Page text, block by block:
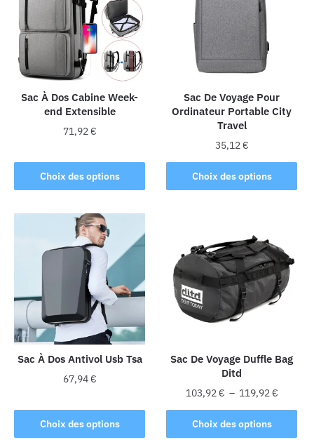
Sac À Dos Cabine Week-
end Extensible
71,92€
Choix des options
produit
a
variations.
Les
options
peuvent
être
choisies
sur
la
page
du
Sac De Voyage Pour
Ordinateur Portable City
Travel
35,12€
Choix des options
Ce
produit
variations.
Les
options
peuvent
être
choisies
la
page
du
produit
Sac À Dos Antivol Usb Tsa
67,94€
Choix des options
produit
a
Sac De Voyage Duffle Bag
Ditd
103,92€ – 119,92€Plage
de
103,92
Choix des options
Ce
produit